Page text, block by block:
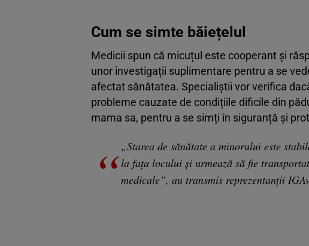
Cum se simte băiețelul
Medicii spun că micuțul este cooperant și
unor investigații suplimentare pentru a se
afectat sănătatea. Specialiștii vor verifica
probleme cauzate de condițiile dificile din
mama sa, pentru a se simți în siguranță și
„Starea de sănătate a minorului este
la fața locului și urmează să fie
medicale”, au transmis reprezentanții